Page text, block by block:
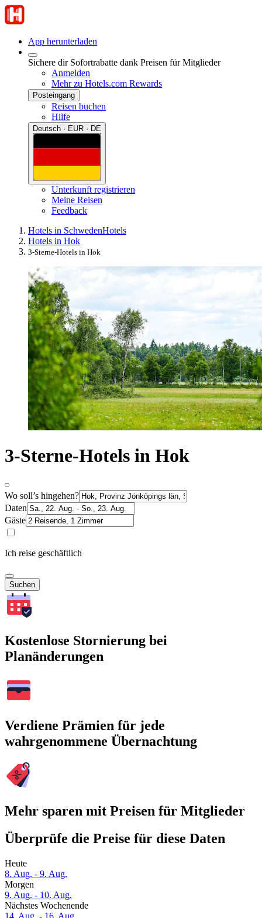
App herunterladen
Sichere dir Sofortrabatte dank Preisen für Mitglieder
Anmelden
Mehr zu Hotels.com Rewards
Posteingang
Reisen buchen
Hilfe
Deutsch · EUR · DE
Unterkunft registrieren
Meine Reisen
Feedback
Hotels in SchwedenHotels
Hotels in Hok
3-Sterne-Hotels in Hok
3-Sterne-Hotels in Hok
Wo soll’s hingehen?
Daten
Gäste
Ich reise geschäftlich
Suchen
Kostenlose Stornierung bei
Planänderungen
Verdiene Prämien für jede
wahrgenommene Übernachtung
Mehr sparen mit Preisen für Mitglieder
Überprüfe die Preise für diese Daten
Heute
8. Aug. - 9. Aug.
Morgen
9. Aug. - 10. Aug.
Nächstes Wochenende